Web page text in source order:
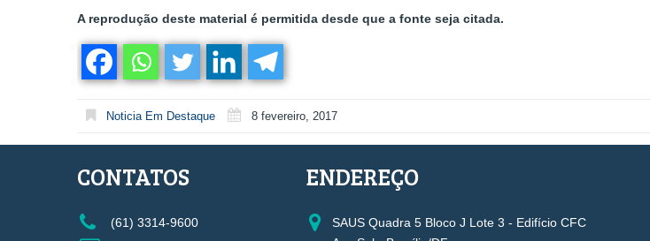
A reprodução deste material é permitida desde que a fonte seja citada.
Noticia Em Destaque 8 fevereiro, 2017
CONTATOS
(61) 3314-9600
ENDEREÇO
SAUS Quadra 5 Bloco J Lote 3 - Edifício CFC